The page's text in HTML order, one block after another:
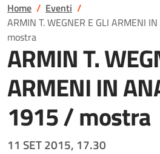
Home
Eventi
ARMIN T. WEGNER E GLI ARMENI
mostra
ARMIN T.
ARMENI IN
1915 / mostra
11 SET 2015, 17.30